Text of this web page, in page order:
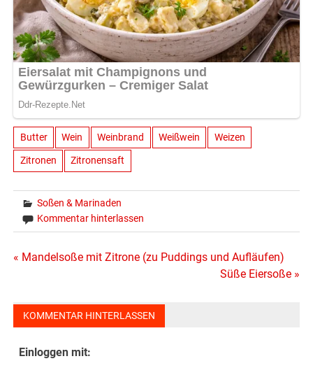
Butter Wein Weinbrand Weißwein Weizen
Zitronen Zitronensaft
Soßen & Marinaden
Kommentar hinterlassen
Beitragsnavigation
« Mandelsoße mit Zitrone (zu Puddings und Aufläufen)
Süße Eiersoße »
KOMMENTAR HINTERLASSEN
Einloggen mit: